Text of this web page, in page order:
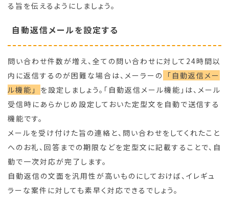
る旨を伝えるようにしましょう。
自動返信メールを設定する
問い合わせ件数が増え、全ての問い合わせに対して24時間以
内に返信するのが困難な場合は、メーラーの
「自動返信メー
ル機能」
を設定しましょう。「自動返信メール機能」は、メール
受信時にあらかじめ設定しておいた定型文を自動で送信する
機能です。
メールを受け付けた旨の連絡と、問い合わせをしてくれたこと
へのお礼、回答までの期限などを定型文に記載することで、自
動で一次対応が完了します。
自動返信の文面を汎用性が高いものにしておけば、イレギュ
ラーな案件に対しても素早く対応できるでしょう。